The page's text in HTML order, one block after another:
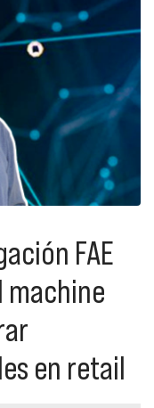
FAE
machine
en retail